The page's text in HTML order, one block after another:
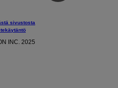
sivustosta
INC. 2025